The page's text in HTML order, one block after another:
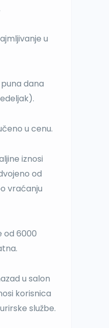
u
dana
u cenu.
iznosi
od
vraćanju
od 6000
u salon
korisnica
službe.